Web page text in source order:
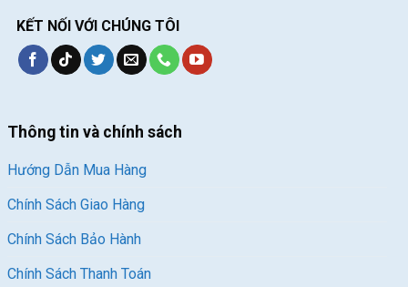
KẾT NỐI VỚI CHÚNG TÔI
Thông tin và chính sách
Hướng Dẫn Mua Hàng
Chính Sách Giao Hàng
Chính Sách Bảo Hành
Chính Sách Thanh Toán